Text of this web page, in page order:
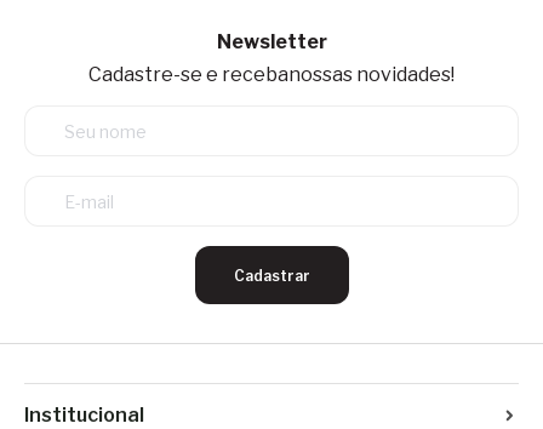
Newsletter
Cadastre-se e recebanossas novidades!
Cadastrar
Institucional